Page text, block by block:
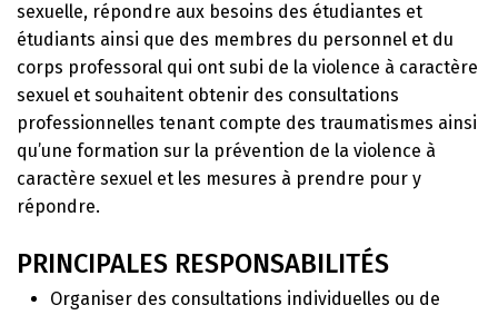
sexuelle, répondre aux besoins des étudiantes et
étudiants ainsi que des membres du personnel et du
corps professoral qui ont subi de la violence à caractère
sexuel et souhaitent obtenir des consultations
professionnelles tenant compte des traumatismes ainsi
qu’une formation sur la prévention de la violence à
caractère sexuel et les mesures à prendre pour y
répondre.
PRINCIPALES RESPONSABILITÉS
Organiser des consultations individuelles ou de